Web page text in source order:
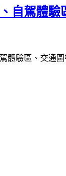
自駕體驗
體驗區、交通